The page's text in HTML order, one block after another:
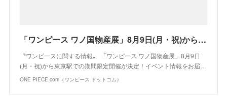
「ワンピース ワノ国物産展」8月9日(月・祝)から東京駅での期間限定開催が決定！イベント情報をお届け！ | ニュース | ONE PIECE.com（ワンピース ドットコム）
〝ワンピースに関する情報〟 「ワンピース ワノ国物産展」8月9日
(月・祝)から東京駅での期間限定開催が決定！イベント情報をお届…
ONE PIECE.com（ワンピース ドットコム）